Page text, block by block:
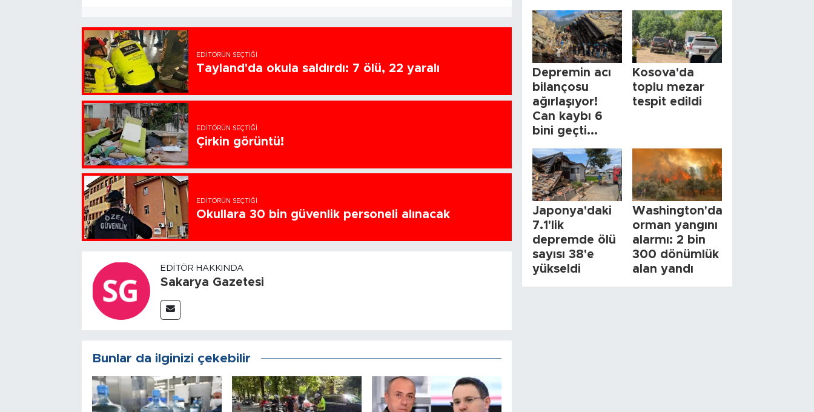
EDITÖRÜN SEÇTIĞI
Tayland'da okula saldırdı: 7 ölü, 22 yaralı
EDITÖRÜN SEÇTIĞI
Çirkin görüntü!
EDITÖRÜN SEÇTIĞI
Okullara 30 bin güvenlik personeli alınacak
EDITÖR HAKKINDA
Sakarya Gazetesi
Bunlar da ilginizi çekebilir
Depremin acı
bilançosu
ağırlaşıyor!
Can kaybı 6
bini geçti...
Kosova'da
toplu mezar
tespit edildi
Japonya'daki
7.1'lik
depremde ölü
sayısı 38'e
yükseldi
Washington'da
orman yangını
alarmı: 2 bin
300 dönümlük
alan yandı